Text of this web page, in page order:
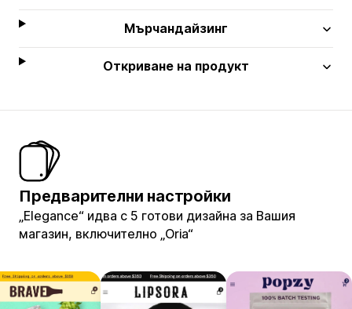
Мърчандайзинг
Откриване на продукт
Предварителни настройки
„Elegance“ идва с 5 готови дизайна за Вашия
магазин, включително „Oria“